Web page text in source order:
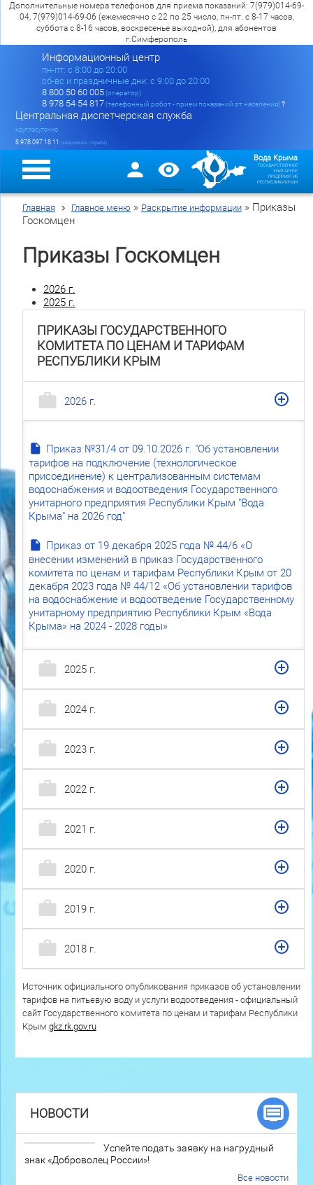
Дополнительные номера телефонов для приема показаний: 7(979)014-69-
04, 7(979)014-69-06 (ежемесячно с 22 по 25 число, пн-пт. с 8-17 часов,
суббота с 8-16 часов, воскресенье выходной), для абонентов
г.Симферополь
Информационный центр
пн-пт: c 8:00 до 20:00
сб-вс и праздничные дни: с 9:00 до 20:00
8 800 50 60 005(оператор)
8 978 54 54 817(телефонный робот - прием показаний от населения)?
Центральная диспетчерская служба
круглосуточно
8 978 097 18 11 (аварийная служба)
Вода Крыма
ГОСУДАРСТВЕННОЕ
УНИТАРНОЕ
ПРЕДПРИЯТИЕ
РЕСПУБЛИКИ КРЫМ
Главная Главное меню » Раскрытие информации» Приказы
Госкомцен
Приказы Госкомцен
2026 г.
2025 г.
ПРИКАЗЫ ГОСУДАРСТВЕННОГО
КОМИТЕТА ПО ЦЕНАМ И ТАРИФАМ
РЕСПУБЛИКИ КРЫМ
2026 г.
Приказ №31/4 от 09.10.2026 г. "Об установлении
тарифов на подключение (технологическое
присоединение) к централизованным системам
водоснабжения и водоотведения Государственного
унитарного предприятия Республики Крым "Вода
Крыма" на 2026 год"
Приказ от 19 декабря 2025 года № 44/6 «О
внесении изменений в приказ Государственного
комитета по ценам и тарифам Республики Крым от 20
декабря 2023 года № 44/12 «Об установлении тарифов
на водоснабжение и водоотведение Государственному
унитарному предприятию Республики Крым «Вода
Крыма» на 2024 - 2028 годы»
2025 г.
2024 г.
2023 г.
2022 г.
2021 г.
2020 г.
2019 г.
2018 г.
Источник официального опубликования приказов об установлении
тарифов на питьевую воду и услуги водоотведения - официальный
сайт Государственного комитета по ценам и тарифам Республики
Крым gkz.rk.gov.ru
НОВОСТИ
Успейте подать заявку на нагрудный
знак «Доброволец России»!
Все новости